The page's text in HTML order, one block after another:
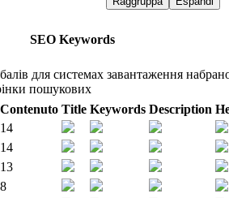
SEO Keywords
балів для системах завантаження
пошукових
Contenuto Title Keywords Description
14
14
13
8